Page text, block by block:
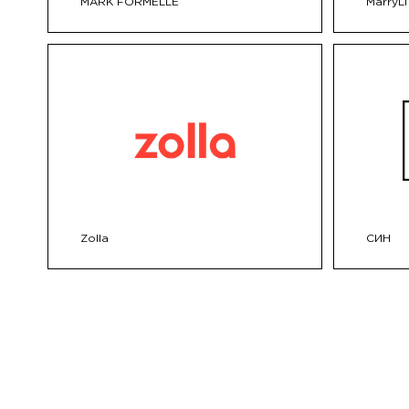
MARK FORMELLE MarrуLi
Zolla СИН